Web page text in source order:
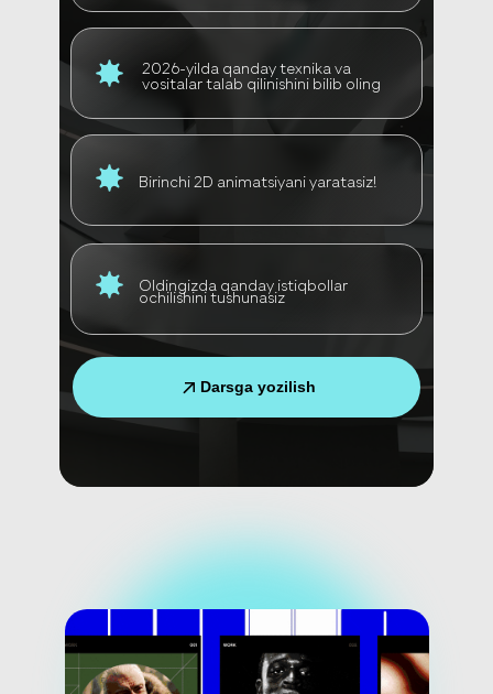
Oldingizda qanday istiqbollar
ochilishini tushunasiz
Birinchi 2D animatsiyani yaratasiz!
2026-yilda qanday texnika va
vositalar talab qilinishini bilib oling
Darsga yozilish